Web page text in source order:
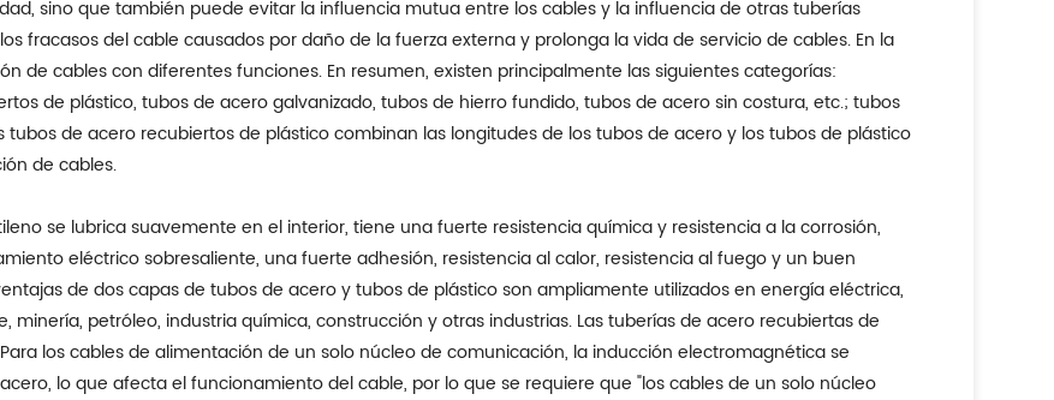
sino que también puede evitar la influencia mutua entre los cables y la influencia de otras tuberías
fracasos del cable causados por daño de la fuerza externa y prolonga la vida de servicio de cables. En la
de cables con diferentes funciones. En resumen, existen principalmente las siguientes categorías:
de plástico, tubos de acero galvanizado, tubos de hierro fundido, tubos de acero sin costura, etc.; tubos
tubos de acero recubiertos de plástico combinan las longitudes de los tubos de acero y los tubos de plástico
de cables.
se lubrica suavemente en el interior, tiene una fuerte resistencia química y resistencia a la corrosión,
eléctrico sobresaliente, una fuerte adhesión, resistencia al calor, resistencia al fuego y un buen
de dos capas de tubos de acero y tubos de plástico son ampliamente utilizados en energía eléctrica,
petróleo, industria química, construcción y otras industrias. Las tuberías de acero recubiertas de
los cables de alimentación de un solo núcleo de comunicación, la inducción electromagnética se
lo que afecta el funcionamiento del cable, por lo que se requiere que "los cables de un solo núcleo